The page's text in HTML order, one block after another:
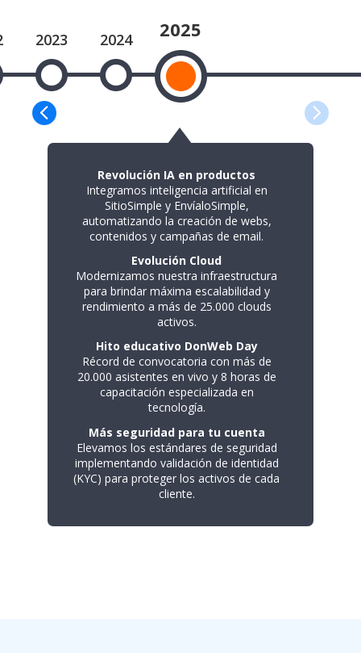
2023 2024 2025
Revolución IA en productos
Integramos inteligencia artificial en
SitioSimple y EnvíaloSimple,
automatizando la creación de webs,
contenidos y campañas de email.
Evolución Cloud
Modernizamos nuestra infraestructura
para brindar máxima escalabilidad y
rendimiento a más de 25.000 clouds
activos.
Hito educativo DonWeb Day
Récord de convocatoria con más de
20.000 asistentes en vivo y 8 horas de
capacitación especializada en
tecnología.
Más seguridad para tu cuenta
Elevamos los estándares de seguridad
implementando validación de identidad
(KYC) para proteger los activos de cada
cliente.